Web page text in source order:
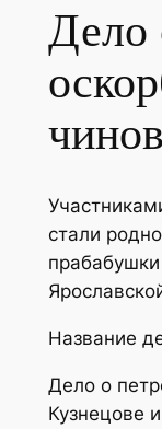
Дело
стали
прабабушки
Название
Дело о
Кузнецове